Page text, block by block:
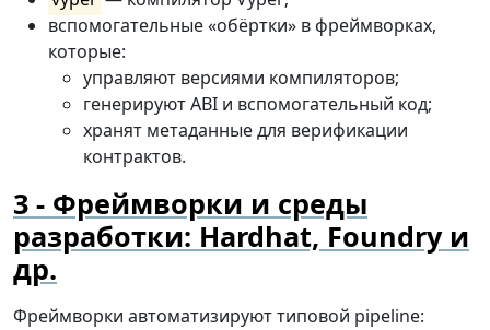
вспомогательные «обёртки» в фреймворках,
которые:
управляют версиями компиляторов;
генерируют ABI и вспомогательный код;
хранят метаданные для верификации
контрактов.
Фреймворки и среды
разработки: Hardhat, Foundry и
др.
Фреймворки автоматизируют типовой pipeline: